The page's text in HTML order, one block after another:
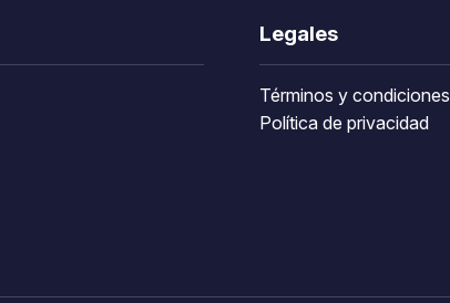
Legales
Términos y condiciones
Política de privacidad